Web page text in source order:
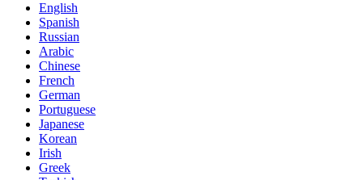
English
Spanish
Russian
Arabic
Chinese
French
German
Portuguese
Japanese
Korean
Irish
Greek